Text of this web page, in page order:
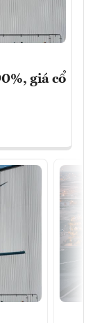
giá cổ